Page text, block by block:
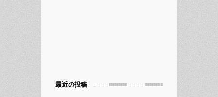
最近の投稿